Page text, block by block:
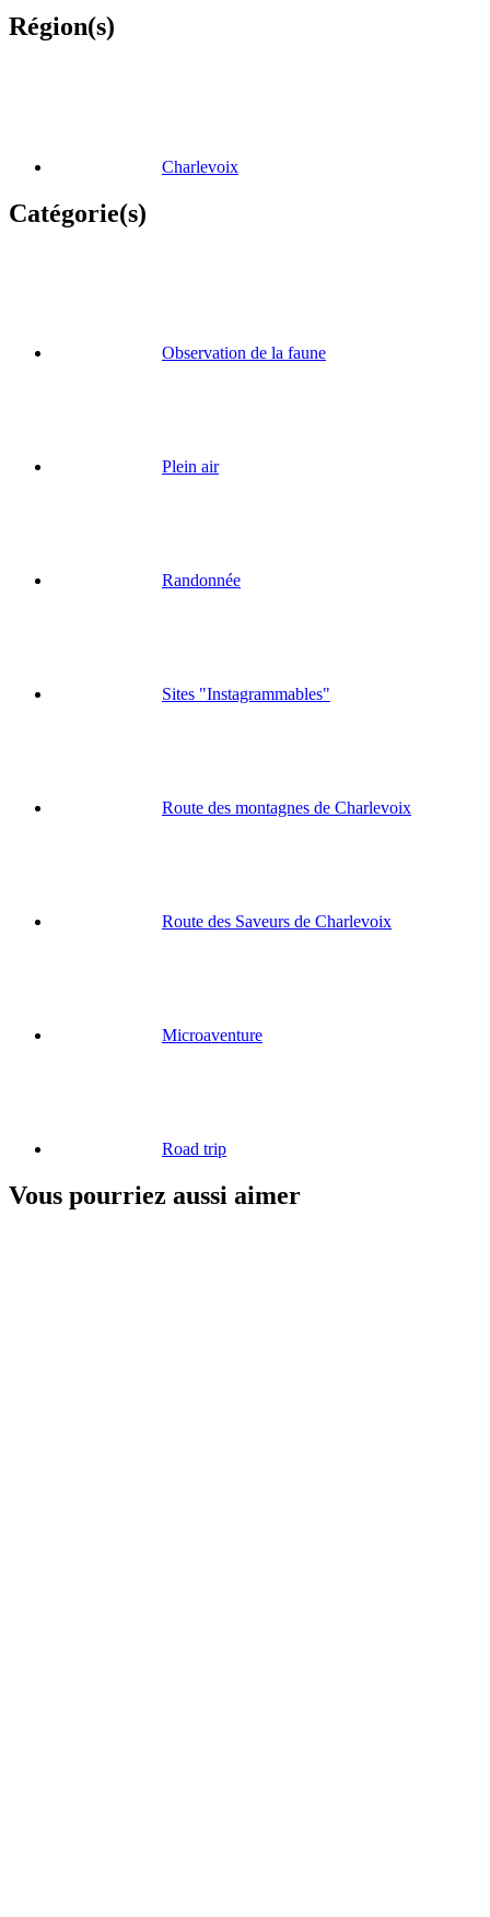
Région(s)
Charlevoix
Catégorie(s)
Observation de la faune
Plein air
Randonnée
Sites "Instagrammables"
Route des montagnes de Charlevoix
Route des Saveurs de Charlevoix
Microaventure
Road trip
Vous pourriez aussi aimer